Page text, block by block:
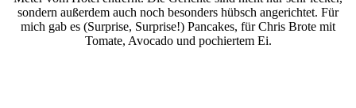
sondern außerdem auch noch besonders hübsch angerichtet. Für
mich gab es (Surprise, Surprise!) Pancakes, für Chris Brote mit
Tomate, Avocado und pochiertem Ei.